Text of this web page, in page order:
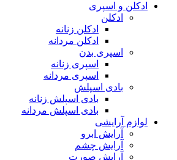
ادکلن و اسپری
ادکلن
ادکلن زنانه
ادکلن مردانه
اسپری بدن
اسپری زنانه
اسپری مردانه
بادی اسپلش
بادی اسپلش زنانه
بادی اسپلش مردانه
لوازم آرایشی
آرایش ابرو
آرایش چشم
آرایش صورت